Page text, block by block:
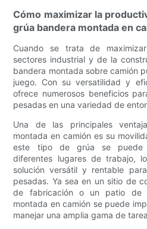
Cómo maximizar la
grúa bandera montada en
Cuando se trata de
sectores industrial y de la
bandera montada sobre camión
juego. Con su versatilidad y
ofrece numerosos beneficios
pesadas en una variedad de
Una de las principales
montada en camión es su
este tipo de grúa se puede
diferentes lugares de trabajo,
solución versátil y rentable
pesadas. Ya sea en un sitio de
de fabricación o un patio de
montada en camión se puede
manejar una amplia gama de